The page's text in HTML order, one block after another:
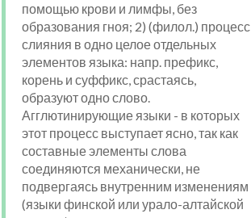
помощью крови и лимфы, без
образования гноя; 2) (филол.) процесс
слияния в одно целое отдельных
элементов языка: напр. префикс,
корень и суффикс, срастаясь,
образуют одно слово.
Агглютинирующие языки - в которых
этот процесс выступает ясно, так как
составные элементы слова
соединяются механически, не
подвергаясь внутренним изменениям
(языки финской или урало-алтайской